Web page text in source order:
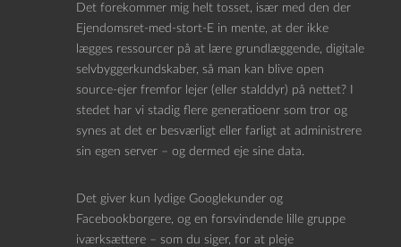
Det forekommer mig helt tosset, især med den der
Ejendomsret-med-stort-E in mente, at der ikke
lægges ressourcer på at lære grundlæggende, digitale
selvbyggerkundskaber, så man kan blive open
source-ejer fremfor lejer (eller stalddyr) på nettet? I
stedet har vi stadig flere generatioenr som tror og
synes at det er besværligt eller farligt at administrere
sin egen server – og dermed eje sine data.
Det giver kun lydige Googlekunder og
Facebookborgere, og en forsvindende lille gruppe
iværksættere – som du siger, for at pleje